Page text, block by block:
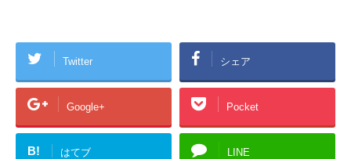
Twitter シェア
Google+ Pocket
B! はてブ LINE